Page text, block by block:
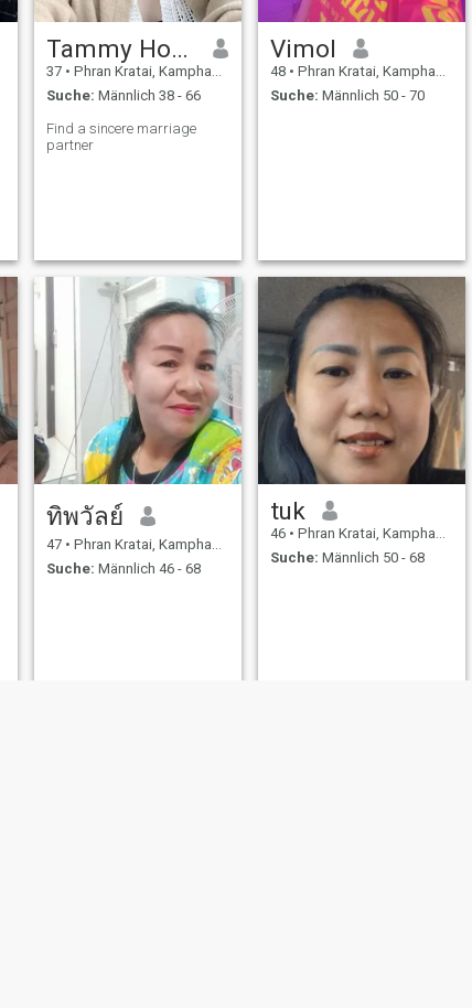
Tammy Hopkins
37 • Phran Kratai, Kamphaeng Phet, Thailand
Suche: Männlich 38 - 66
Find a sincere marriage
partner
Vimol
48 • Phran Kratai, Kamphaeng Phet, Thailand
Suche: Männlich 50 - 70
ทิพวัลย์
47 • Phran Kratai, Kamphaeng Phet, Thailand
Suche: Männlich 46 - 68
tuk
46 • Phran Kratai, Kamphaeng Phet, Thailand
Suche: Männlich 50 - 68